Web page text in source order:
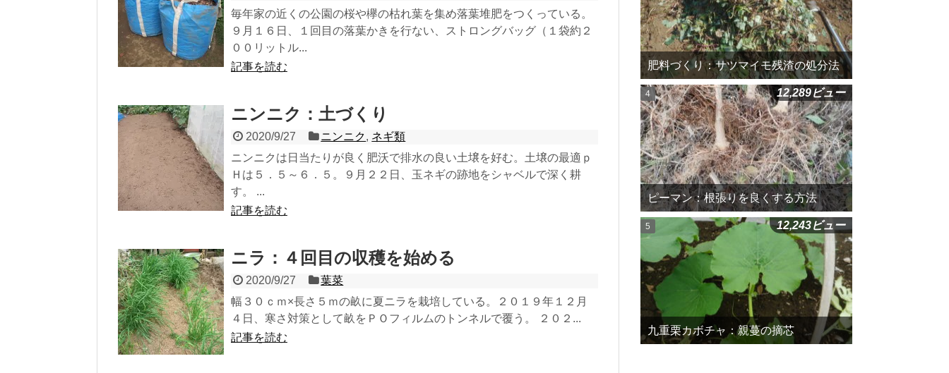
毎年家の近くの公園の桜や欅の枯れ葉を集め落葉堆肥をつくっている。
９月１６日、１回目の落葉かきを行ない、ストロングバッグ（１袋約２
００リットル...
記事を読む
ニンニク：土づくり
2020/9/27 ニンニク, ネギ類
ニンニクは日当たりが良く肥沃で排水の良い土壌を好む。土壌の最適ｐ
Ｈは５．５～６．５。９月２２日、玉ネギの跡地をシャベルで深く耕
す。 ...
記事を読む
ニラ：４回目の収穫を始める
2020/9/27
葉菜
幅３０ｃｍ×長さ５ｍの畝に夏ニラを栽培している。２０１９年１２月
４日、寒さ対策として畝をＰＯフィルムのトンネルで覆う。 ２０２...
記事を読む
肥料づくり：サツマイモ残渣の処分法
ピーマン：根張りを良くする方法
12,289ビュー
九重栗カボチャ：親蔓の摘芯
12,243ビュー